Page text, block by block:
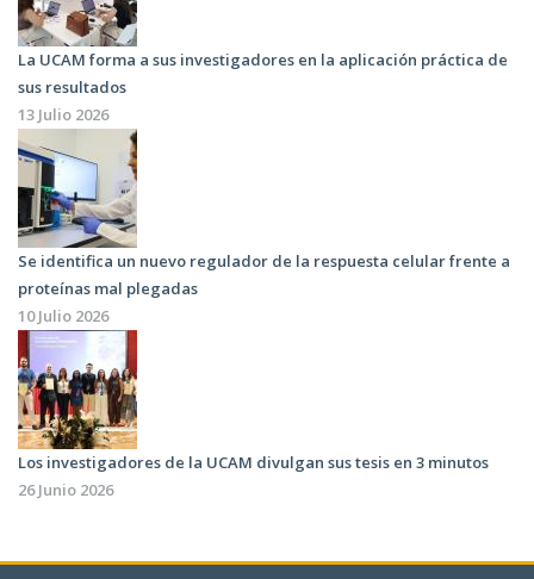
La UCAM forma a sus investigadores en la aplicación práctica de
sus resultados
13 Julio 2026
Se identifica un nuevo regulador de la respuesta celular frente a
proteínas mal plegadas
10 Julio 2026
Los investigadores de la UCAM divulgan sus tesis en 3 minutos
26 Junio 2026